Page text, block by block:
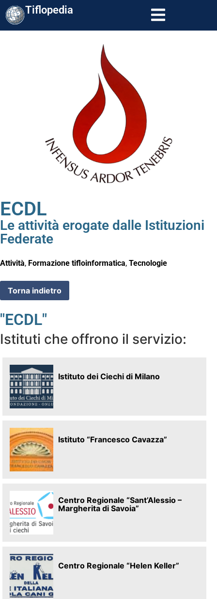
Tiflopedia
ECDL
Le attività erogate dalle Istituzioni
Federate
Attività, Formazione tifloinformatica, Tecnologie
"ECDL"
Istituti che offrono il servizio:
Istituto dei Ciechi di Milano
Istituto “Francesco Cavazza”
Centro Regionale “Sant’Alessio –
Margherita di Savoia”
Centro Regionale “Helen Keller”